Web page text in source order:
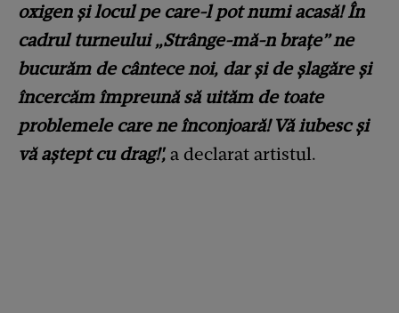
oxigen și locul pe care-l pot numi acasă! În
cadrul turneului „Strânge-mă-n brațe” ne
bucurăm de cântece noi, dar și de șlagăre și
încercăm împreună să uităm de toate
problemele care ne înconjoară! Vă iubesc și
vă aștept cu drag!', a declarat artistul.